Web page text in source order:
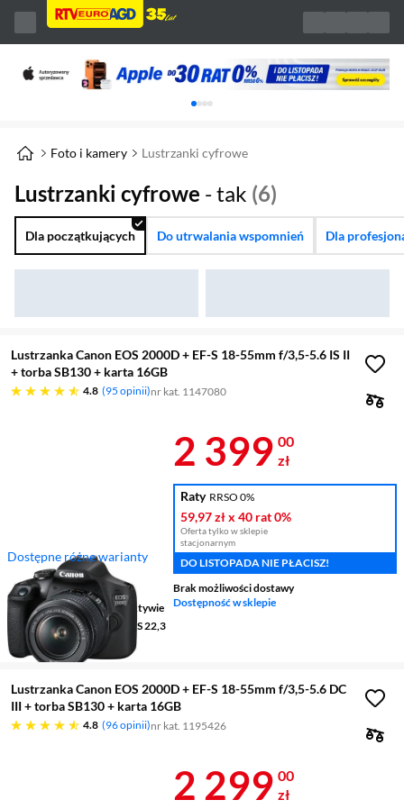
Karuzela z banerami, aktualny element 1 z
Foto i kamery Lustrzanki cyfrowe
Lustrzanki cyfrowe - tak (6)
Dla początkujących Do utrwalania wspomnień Dla
Lustrzanka Canon EOS 2000D + EF-S 18-55mm f/3,5-5.6 IS II
+ torba SB130 + karta 16GB
4.8
4.8 gwiazdek 95 opinii nr kat. 1147080
Dostępne różne warianty
Rozdzielczość 24,1 Mpix
Wielkość matrycy APS-C
Stabilizacja obrazu w obiektywie
Rodzaj przetwornika
CMOS 22,3
x 14,9 mm
Cena 2 399
2 399 00
zł
Raty RRSO 0%
59,97 złx 40 rat0%
Oferta tylko w sklepie
stacjonarnym
DO LISTOPADA NIE PŁACISZ!
Brak możliwości dostawy
Dostępność w sklepie
Lustrzanka Canon EOS 2000D + EF-S 18-55mm f/3,5-5.6 DC
III + torba SB130 + karta 16GB
4.8
4.8 gwiazdek 96 opinii nr kat. 1195426
Cena 2 299
2 299 00
zł